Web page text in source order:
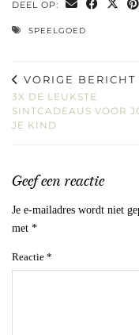
DEEL OP:
SPEELGOED
VORIGE BERICHT
3X DE LEUKSTE
SINTCADEAUS VOOR
JE KIND
Geef een reactie
Je e-mailadres wordt niet
met *
Reactie *